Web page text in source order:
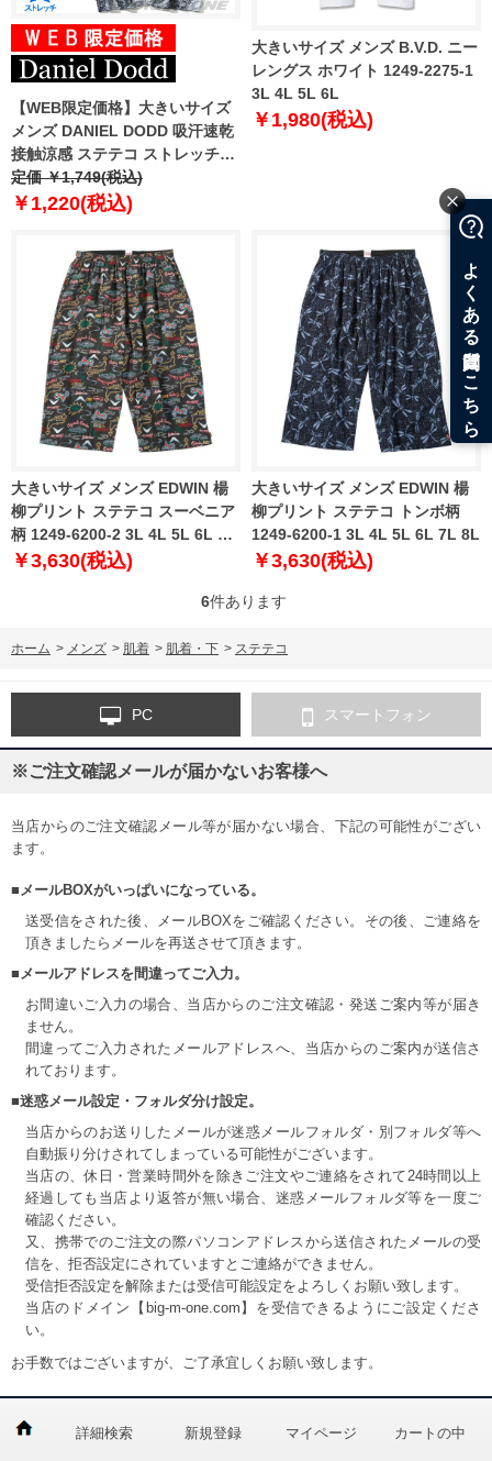
【WEB限定価格】大きいサイズ
メンズ DANIEL DODD 吸汗速乾
接触涼感 ステテコ ストレッチ
azst-210201
定価 ￥1,749(税込)
￥1,220(税込)
大きいサイズ メンズ B.V.D. ニー
レングス ホワイト 1249-2275-1
3L 4L 5L 6L
￥1,980(税込)
大きいサイズ メンズ EDWIN 楊
柳プリント ステテコ スーベニア
柄 1249-6200-2 3L 4L 5L 6L 7L
8L
￥3,630(税込)
大きいサイズ メンズ EDWIN 楊
柳プリント ステテコ トンボ柄
1249-6200-1 3L 4L 5L 6L 7L 8L
￥3,630(税込)
6件あります
ホーム > メンズ > 肌着 > 肌着・下 > ステテコ
PC スマートフォン
※ご注文確認メールが届かないお客様へ
当店からのご注文確認メール等が届かない場合、下記の可能性がござい
ます。
■メールBOXがいっぱいになっている。
送受信をされた後、メールBOXをご確認ください。その後、ご連絡を
頂きましたらメールを再送させて頂きます。
■メールアドレスを間違ってご入力。
お間違いご入力の場合、当店からのご注文確認・発送ご案内等が届き
ません。
間違ってご入力されたメールアドレスへ、当店からのご案内が送信さ
れております。
■迷惑メール設定・フォルダ分け設定。
当店からのお送りしたメールが迷惑メールフォルダ・別フォルダ等へ
自動振り分けされてしまっている可能性がございます。
当店の、休日・営業時間外を除きご注文やご連絡をされて24時間以上
経過しても当店より返答が無い場合、迷惑メールフォルダ等を一度ご
確認ください。
又、携帯でのご注文の際パソコンアドレスから送信されたメールの受
信を、拒否設定にされていますとご連絡ができません。
受信拒否設定を解除または受信可能設定をよろしくお願い致します。
当店のドメイン【big-m-one.com】を受信できるようにご設定くださ
い。
お手数ではございますが、ご了承宜しくお願い致します。
詳細検索 新規登録 マイページ カートの中